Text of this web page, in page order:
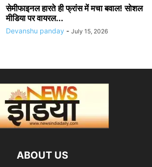
सेमीफाइनल हारते ही फ्रांस में मचा बवाल! सोशल
मीडिया पर वायरल...
Devanshu panday - July 15, 2026
ABOUT US